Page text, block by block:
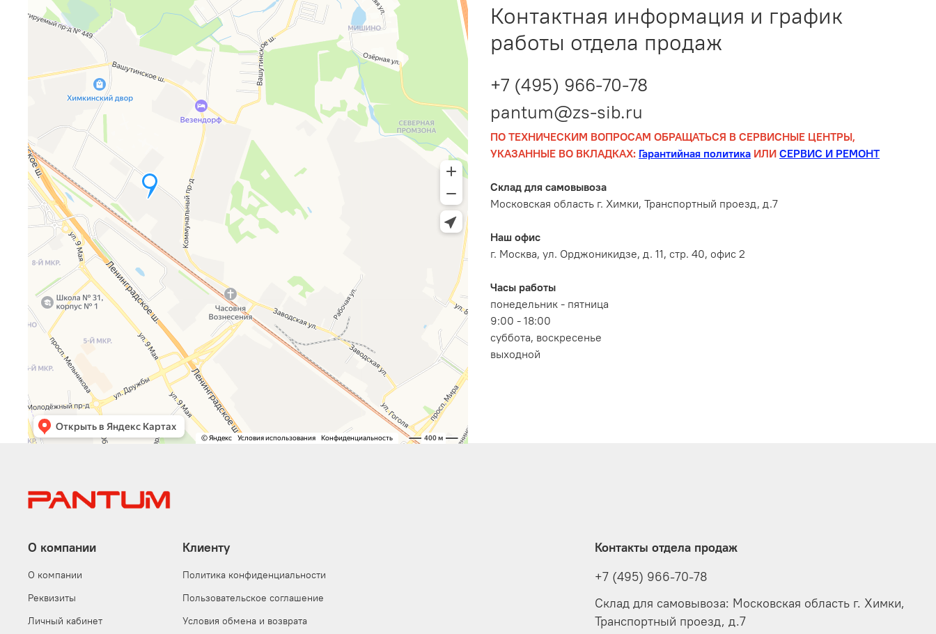
Контактная информация и график
работы отдела продаж
+7 (495) 966-70-78
pantum@zs-sib.ru
ПО ТЕХНИЧЕСКИМ ВОПРОСАМ ОБРАЩАТЬСЯ В СЕРВИСНЫЕ ЦЕНТРЫ,
УКАЗАННЫЕ ВО ВКЛАДКАХ: Гарантийная политика ИЛИ СЕРВИС И РЕМОНТ
Склад для самовывоза
Московская область г. Химки, Транспортный проезд, д.7
Наш офис
г. Москва, ул. Орджоникидзе, д. 11, стр. 40, офис 2
Часы работы
понедельник - пятница
9:00 - 18:00
суббота, воскресенье
выходной
О компании
О компании
Реквизиты
Личный кабинет
Клиенту
Политика конфиденциальности
Пользовательское соглашение
Условия обмена и возврата
Контакты отдела продаж
+7 (495) 966-70-78
Склад для самовывоза: Московская область г. Химки,
Транспортный проезд, д.7